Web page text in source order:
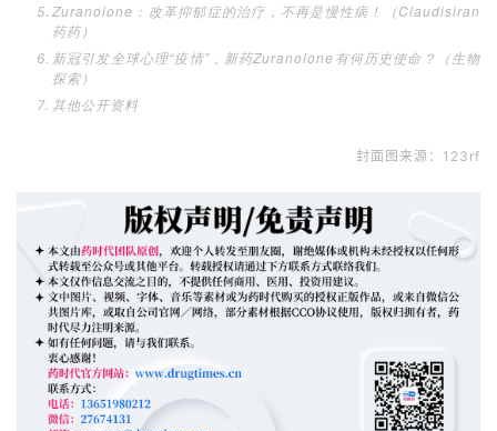
Zuranolone：改革抑郁症的治疗，不再是慢性病！（Claudisiran
药药）
新冠引发全球心理“疫情”，新药Zuranolone有何历史使命？（生物
探索）
其他公开资料
封面图来源：123rf